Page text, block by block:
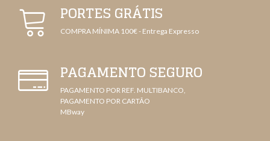
PORTES GRÁTIS
COMPRA MÍNIMA 100€ - Entrega Expresso
PAGAMENTO SEGURO
PAGAMENTO POR REF. MULTIBANCO,
PAGAMENTO POR CARTÃO
MBway